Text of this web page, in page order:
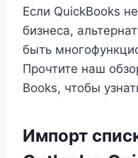
Если QuickBooks
бизнеса,
быть
Прочтите наш
Books, чтобы
Импорт